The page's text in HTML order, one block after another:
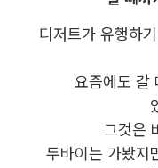
디저트가 유행하
요즘에도 갈
그것은
두바이는 가봤지